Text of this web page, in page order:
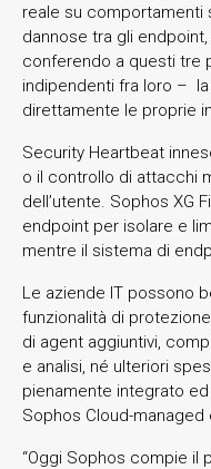
reale su comportamenti
dannose tra gli
conferendo a questi tre
indipendenti fra loro –
direttamente le proprie
Security Heartbeat
o il controllo di attacchi
dell’utente. Sophos XG
endpoint per isolare e
mentre il sistema di
Le aziende IT possono
funzionalità di
di agent aggiuntivi,
e analisi, né ulteriori
pienamente integrato
Sophos Cloud-
“Oggi Sophos compie il